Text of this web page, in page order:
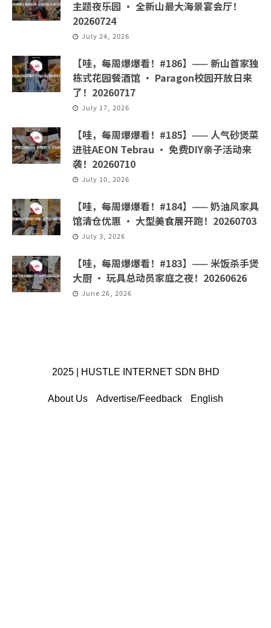
主题夜乐园 · 全新山最大海景宴会厅！
20260724
July 24, 2026
【哇，每周爆爆看！#186】—— 新山首家独
栋式花园餐酒馆 · Paragon校园开放日来
了！20260717
July 17, 2026
【哇，每周爆爆看！#185】—— 人气砂煲菜
进驻AEON Tebrau · 免费DIY亲子活动来
袭！20260710
July 10, 2026
【哇，每周爆爆看！#184】—— 奶油风家具
馆清仓优惠 · 大型美食展开跑！20260703
July 3, 2026
【哇，每周爆爆看！#183】—— 米饭杀手煲
大厨 · 玩具总动员家庭之夜！20260626
June 26, 2026
2025 | HUSTLE INTERNET SDN BHD
About Us Advertise/Feedback English